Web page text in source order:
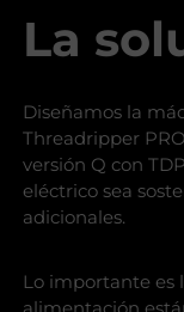
La
Diseñamos la
Threadripper
versión Q con
eléctrico sea
adicionales.
Lo importante es